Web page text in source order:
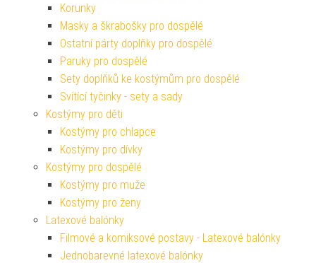
Korunky
Masky a škrabošky pro dospělé
Ostatní párty doplňky pro dospělé
Paruky pro dospělé
Sety doplňků ke kostýmům pro dospělé
Svítící tyčinky - sety a sady
Kostýmy pro děti
Kostýmy pro chlapce
Kostýmy pro dívky
Kostýmy pro dospělé
Kostýmy pro muže
Kostýmy pro ženy
Latexové balónky
Filmové a komiksové postavy - Latexové balónky
Jednobarevné latexové balónky